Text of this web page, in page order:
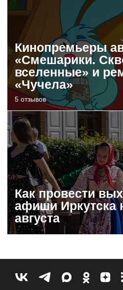
Кинопремьеры
«Смешарики.
вселенные» и
«Чучела»
5 отзывов
Как провести
афиши Иркутска
августа